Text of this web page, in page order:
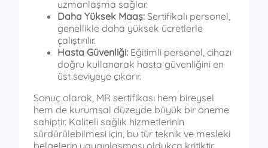
uzmanlaşma sağlar.
Daha Yüksek Maaş: Sertifikalı personel,
genellikle daha yüksek ücretlerle
çalıştırılır.
Hasta Güvenliği: Eğitimli personel, cihazı
doğru kullanarak hasta güvenliğini en
üst seviyeye çıkarır.
Sonuç olarak, MR sertifikası hem bireysel
hem de kurumsal düzeyde büyük bir öneme
sahiptir. Kaliteli sağlık hizmetlerinin
sürdürülebilmesi için, bu tür teknik ve mesleki